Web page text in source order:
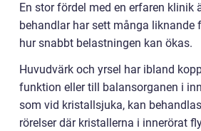
En stor fördel med en erfaren klinik
behandlar har sett många liknande
hur snabbt belastningen kan ökas.
Huvudvärk och yrsel har ibland
funktion eller till balansorganen i
som vid kristallsjuka, kan
rörelser där kristallerna i innerörat